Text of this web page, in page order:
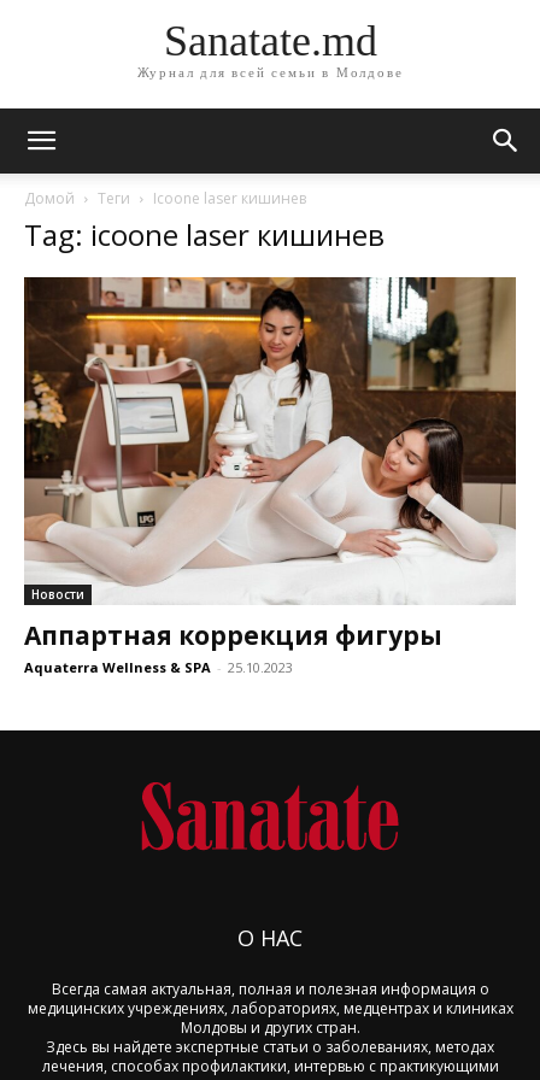
Sanatate.md
Журнал для всей семьи в Молдове
Домой Теги Icoone laser кишинев
Tag: icoone laser кишинев
Новости
Аппартная коррекция фигуры
Aquaterra Wellness & SPA - 25.10.2023
О НАС
Всегда самая актуальная, полная и полезная информация о
медицинских учреждениях, лабораториях, медцентрах и клиниках
Молдовы и других стран.
Здесь вы найдете экспертные статьи о заболеваниях, методах
лечения, способах профилактики, интервью с практикующими